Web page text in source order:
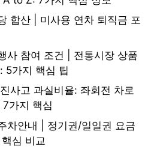
합산 | 미사용 연차 퇴직금 포
사 참여 조건 | 전통시장 상품
5가지 핵심 팁
사고 과실비율: 좌회전 차로
가지 핵심
차안내 | 정기권/일일권 요금
심 비교